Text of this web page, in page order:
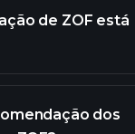
de ZOF está
dos